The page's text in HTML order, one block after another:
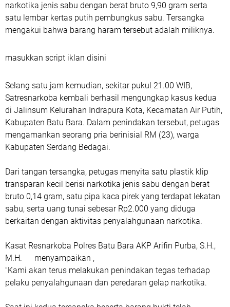
narkotika jenis sabu dengan berat bruto 9,90 gram serta
satu lembar kertas putih pembungkus sabu. Tersangka
mengakui bahwa barang haram tersebut adalah miliknya.
masukkan script iklan disini
Selang satu jam kemudian, sekitar pukul 21.00 WIB,
Satresnarkoba kembali berhasil mengungkap kasus kedua
di Jalinsum Kelurahan Indrapura Kota, Kecamatan Air Putih,
Kabupaten Batu Bara. Dalam penindakan tersebut, petugas
mengamankan seorang pria berinisial RM (23), warga
Kabupaten Serdang Bedagai.
Dari tangan tersangka, petugas menyita satu plastik klip
transparan kecil berisi narkotika jenis sabu dengan berat
bruto 0,14 gram, satu pipa kaca pirek yang terdapat lekatan
sabu, serta uang tunai sebesar Rp2.000 yang diduga
berkaitan dengan aktivitas penyalahgunaan narkotika.
Kasat Resnarkoba Polres Batu Bara AKP Arifin Purba, S.H.,
M.H. menyampaikan ,
"Kami akan terus melakukan penindakan tegas terhadap
pelaku penyalahgunaan dan peredaran gelap narkotika.